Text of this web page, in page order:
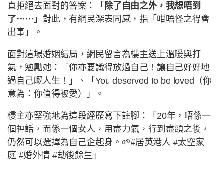
直拒絕去面對的答案：「 除了自由之外，我想唔到
了⋯⋯ 」對此，有網民深表同感，指「咁唔怪之得會
出事」。
面對這場婚姻結局，網民留言為樓主送上溫暖與打
氣，勉勵她：「你亦要識得放過自己！讓自己好好地
過自己嘅人生！」、「You deserved to be loved（你
意為：你值得被愛）」。
樓主亦堅強地為這段經歷寫下註腳：「20年，唔係一
個神話，而係一個女人，用盡力氣，行到盡頭之後，
仍然可以選擇為自己企起身。🌱#居英港人 #太空家
庭 #婚外情 #劫後餘生」